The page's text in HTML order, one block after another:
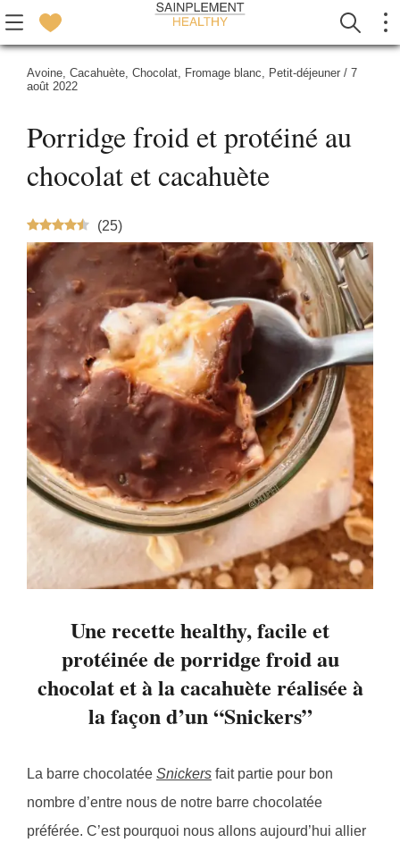
Avoine, Cacahuète, Chocolat, Fromage blanc, Petit-déjeuner / 7
août 2022
Porridge froid et protéiné au
chocolat et cacahuète
(25)
Une recette healthy, facile et
protéinée de porridge froid au
chocolat et à la cacahuète réalisée à
la façon d’un “Snickers”
La barre chocolatée Snickers fait partie pour bon
nombre d’entre nous de notre barre chocolatée
préférée. C’est pourquoi nous allons aujourd’hui allier